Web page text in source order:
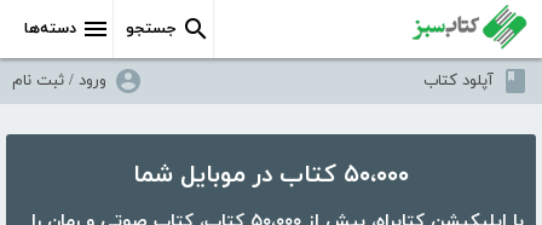
دسته‌ها جستجو
آپلود کتاب ورود / ثبت نام
۵۰،۰۰۰ کتاب در موبایل شما